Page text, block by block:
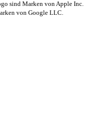
sind Marken von Apple Inc.
von Google LLC.